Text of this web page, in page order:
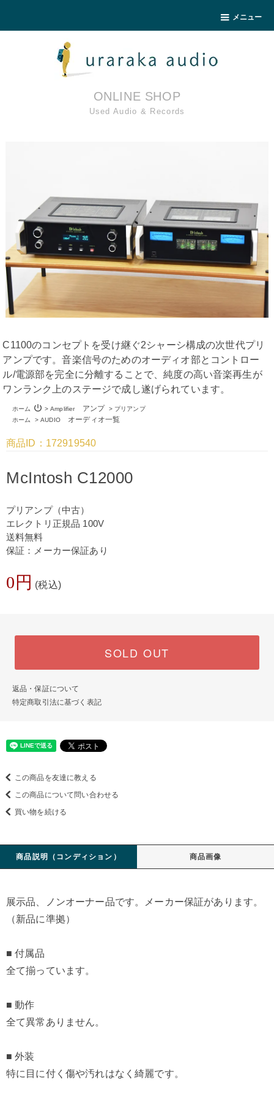
メニュー
ONLINE SHOP
Used Audio & Records
C1100のコンセプトを受け継ぐ2シャーシ構成の次世代プリ
アンプです。音楽信号のためのオーディオ部とコントロー
ル/電源部を完全に分離することで、純度の高い音楽再生が
ワンランク上のステージで成し遂げられています。
ホーム >
power_settings_new Amplifierアンプ > プリアンプ
ホーム
>AUDIOオーディオ一覧
商品ID：172919540
McIntosh C12000
プリアンプ（中古）
エレクトリ正規品 100V
送料無料
保証：メーカー保証あり
0円 (税込)
SOLD OUT
返品・保証について
特定商取引法に基づく表記
この商品を友達に教える
この商品について問い合わせる
買い物を続ける
商品説明（コンディション） 商品画像
展示品、ノンオーナー品です。メーカー保証があります。
（新品に準拠）
■ 付属品
全て揃っています。
■ 動作
全て異常ありません。
■ 外装
特に目に付く傷や汚れはなく綺麗です。